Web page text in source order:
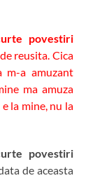
povestiri
reusita. Cica
m-a amuzant
ma amuza
la mine, nu la
povestiri
de aceasta